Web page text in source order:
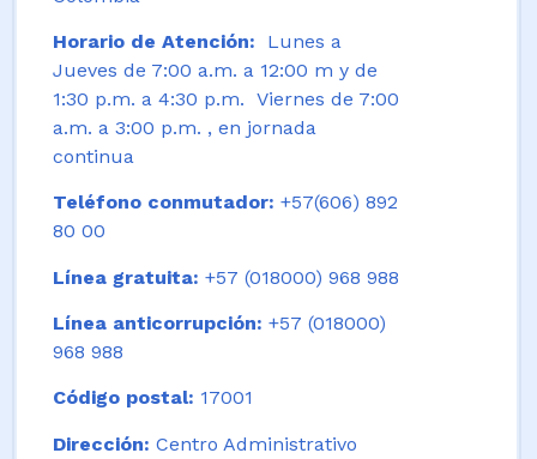
Horario de Atención:
Lunes a
Jueves de 7:00 a.m. a 12:00 m y de
1:30 p.m. a 4:30 p.m. Viernes de 7:00
a.m. a 3:00 p.m. , en jornada
continua
Teléfono conmutador: +57(606) 892
80 00
Línea gratuita: +57 (018000) 968 988
Línea anticorrupción: +57 (018000)
968 988
Código postal: 17001
Dirección: Centro Administrativo